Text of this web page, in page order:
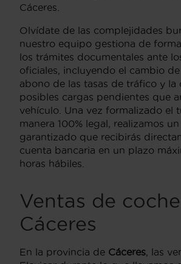
Cáceres.
Olvídate de las complejidades
nuestro equipo gestiona de
los trámites documentales ante
oficiales, incluyendo el cambio
abono de las tasas de tráfico y la
posibles cargas pendientes que
vehículo. Una vez formalizado el
manera 100% legal, realizamos
garantizado que recibirás
cuenta bancaria en un plazo
horas hábiles.
Ventas de
Cáceres
En la provincia de Cáceres , las